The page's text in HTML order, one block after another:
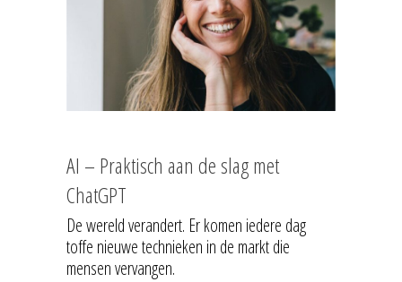
AI – Praktisch aan de slag met
ChatGPT
De wereld verandert. Er komen iedere dag
toffe nieuwe technieken in de markt die
mensen vervangen.